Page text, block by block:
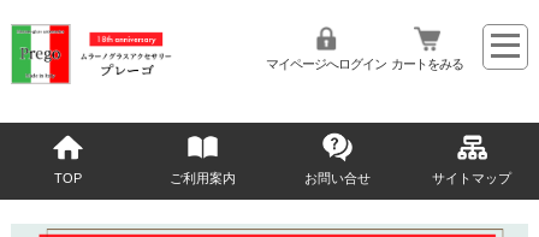
マイページへログイン カートをみる
TOP ご利用案内 お問い合せ サイトマップ